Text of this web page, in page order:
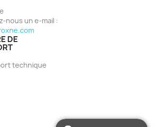
nous un e-mail :
DE
technique